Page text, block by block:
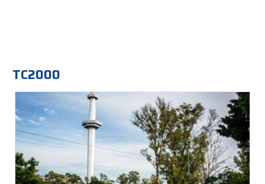
TC2000